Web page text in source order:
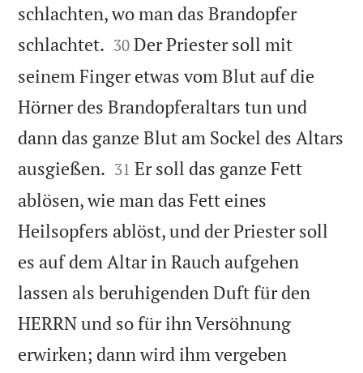
schlachten, wo man das Brandopfer
schlachtet. 

30 Der Priester soll mit
seinem Finger etwas vom Blut auf die
Hörner des Brandopferaltars tun und
dann das ganze Blut am Sockel des Altars
ausgießen. 

31 Er soll das ganze Fett
ablösen, wie man das Fett eines
Heilsopfers ablöst, und der Priester soll
es auf dem Altar in Rauch aufgehen
lassen als beruhigenden Duft für den
HERRN und so für ihn Versöhnung
erwirken; dann wird ihm vergeben